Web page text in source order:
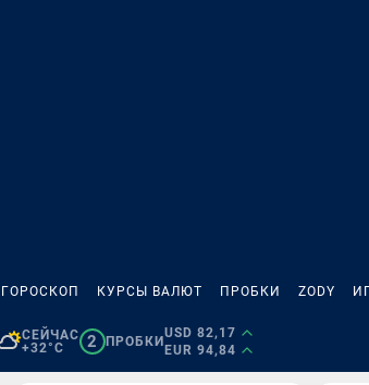
ГОРОСКОП КУРСЫ ВАЛЮТ ПРОБКИ ZODY
СЕЙЧАС
+32°C
2 ПРОБКИ
USD 82,17
EUR 94,84